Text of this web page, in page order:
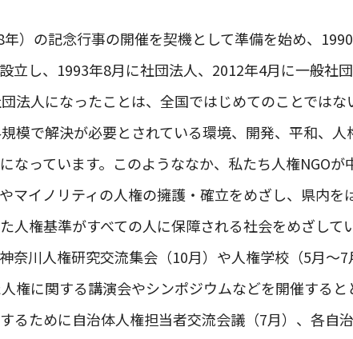
）の記念行事の開催を契機として準備を始め、
立し、1993年8月に社団法人、2012年4月に一般社団
法人になったことは、全国ではじめてのことではな
模で解決が必要とされている環境、開発、平和、人
なっています。このようななか、私たち人権NGOが
マイノリティの人権の擁護・確立をめざし、県内を
人権基準がすべての人に保障される社会をめざしてい
奈川人権研究交流集会（10月）や人権学校（5月～
権に関する講演会やシンポジウムなどを開催する
るために自治体人権担当者交流会議（7月）、各自